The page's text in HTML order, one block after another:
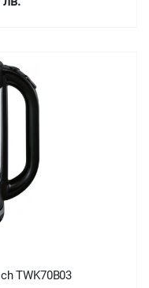
TWK70B03